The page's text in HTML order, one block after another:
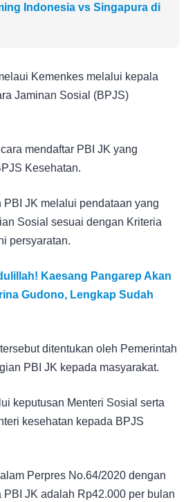
Indonesia vs Singapura di
Kemenkes melalui kepala
Jaminan Sosial (BPJS)
mendaftar PBI JK yang
Kesehatan.
PBI JK melalui pendataan yang
Sosial sesuai dengan Kriteria
persyaratan.
Kaesang Pangarep Akan
Gudono, Lengkap Sudah
ditentukan oleh Pemerintah
PBI JK kepada masyarakat.
keputusan Menteri Sosial serta
kesehatan kepada BPJS
Perpres No.64/2020 dengan
PBI JK adalah Rp42.000 per bulan